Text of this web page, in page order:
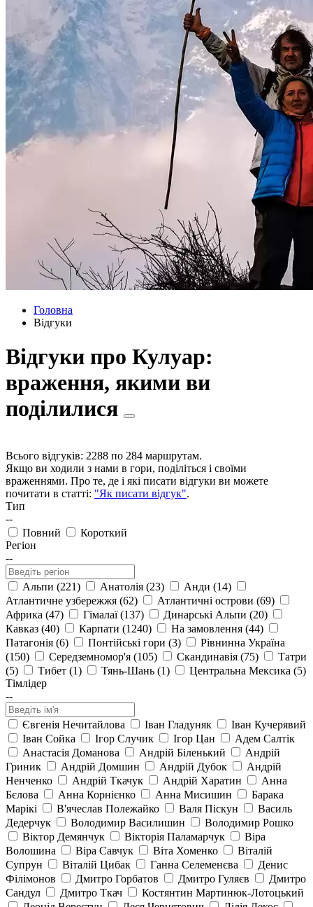
Головна
Відгуки
Відгуки про Кулуар:
враження, якими ви
поділилися
Всього відгуків: 2288 по 284 маршрутам.
Якщо ви ходили з нами в гори, поділіться і своїми
враженнями. Про те, де і які писати відгуки ви можете
почитати в статті: "Як писати відгук".
Тип
--
Повний
Короткий
Регіон
--
Альпи (221) Анатолія (23)
Анди (14)
Атлантичне узбережжя (62)
Атлантичні острови (69)
Африка (47)
Гімалаї (137)
Динарські Альпи (20)
Кавказ (40)
Карпати (1240)
На замовлення (44)
Патагонія (6)
Понтійські гори (3)
Рівнинна Україна
(150)
Середземномор'я (105) Скандинавія (75)
Татри
(5)
Тибет (1) Тянь-Шань (1)
Центральна Мексика (5)
Тімлідер
--
Євгенія Нечитайлова Іван Гладуняк
Іван Кучерявий
Іван Сойка
Ігор Случик Ігор Цан
Адем Салтік
Анастасія Доманова
Андрій Біленький
Андрій
Гриник
Андрій Домшин Андрій Дубок
Андрій
Ненченко
Андрій Ткачук Андрій Харатин
Анна
Бєлова
Анна Корнієнко Анна Мисишин
Барака
Марікі
В'ячеслав Полежайко Валя Піскун
Василь
Дедерчук
Володимир Василишин
Володимир Рошко
Віктор Демянчук
Вікторія Паламарчук
Віра
Волошина
Віра Савчук Віта Хоменко
Віталій
Супрун
Віталій Цибак Ганна Селеменєва
Денис
Філімонов
Дмитро Горбатов Дмитро Гуляєв
Дмитро
Сандул
Дмитро Ткач
Костянтин Мартинюк-Лотоцький